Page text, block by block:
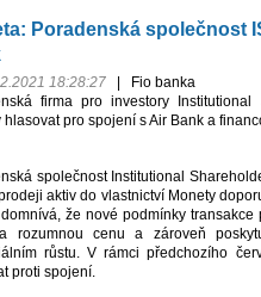
Poradenská společnost
18:28:27
Fio banka
firma pro investory
hlasovat pro spojení s Air Bank a
společnost Institutional
aktiv do vlastnictví Monety
že nové podmínky
rozumnou cenu a zároveň
růstu. V rámci předchozího
proti spojení.